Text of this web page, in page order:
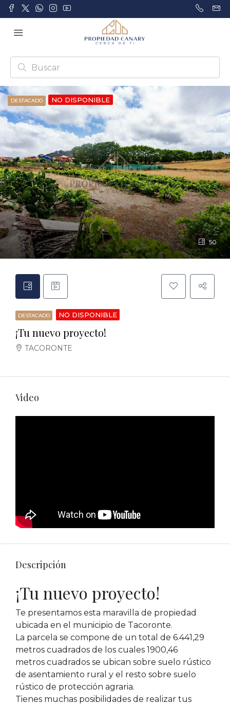
50
DESTACADO NO DISPONIBLE
DESTACADO NO DISPONIBLE
¡Tu nuevo proyecto!
TACORONTE
Video
Descripción
¡Tu nuevo proyecto!
Te presentamos esta maravilla de propiedad
ubicada en el municipio de Tacoronte.
La parcela se compone de un total de 6.441,29
metros cuadrados de los cuales 1900,46
metros cuadrados se ubican sobre suelo rústico
de asentamiento rural y el resto sobre suelo
rústico de protección agraria.
Tienes muchas posibilidades de realizar tus